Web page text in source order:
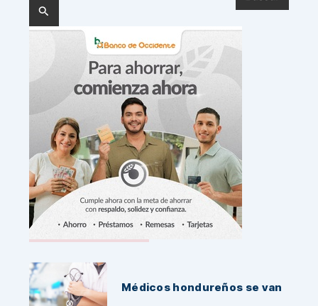
Noticias Recientes:
Médicos hondureños se van